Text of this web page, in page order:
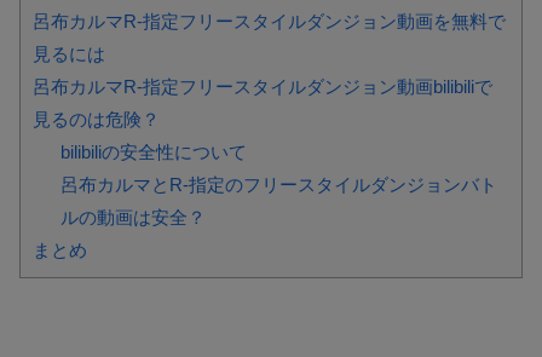
呂布カルマR-指定フリースタイルダンジョン動画を無料で
見るには
呂布カルマR-指定フリースタイルダンジョン動画bilibiliで
見るのは危険？
bilibiliの安全性について
呂布カルマとR-指定のフリースタイルダンジョンバト
ルの動画は安全？
まとめ